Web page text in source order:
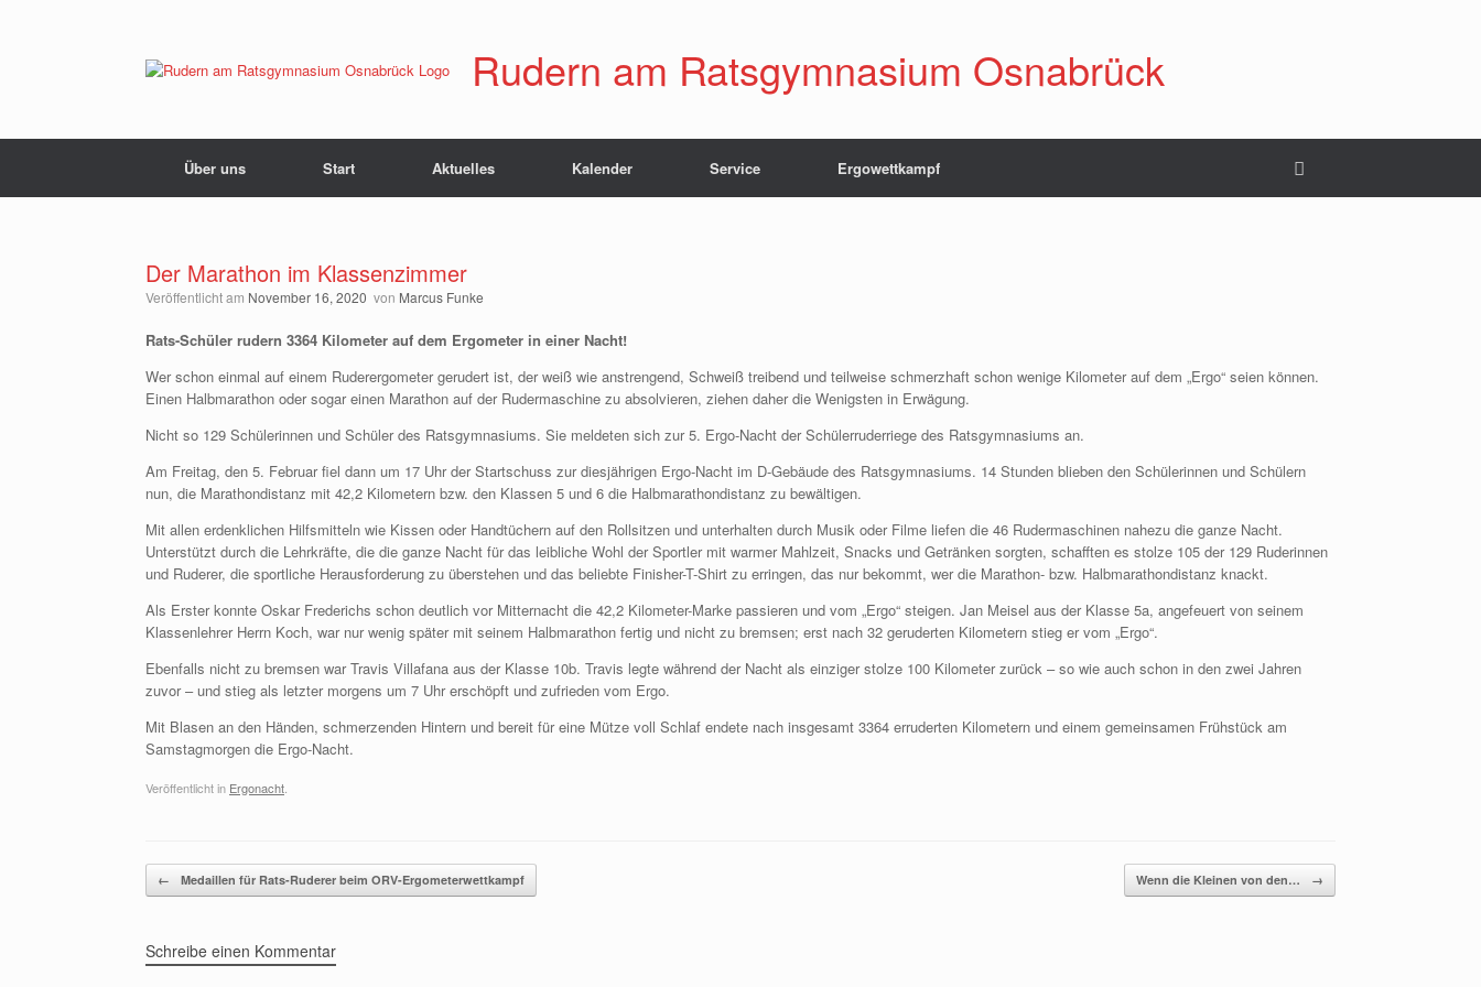
Rudern am Ratsgymnasium Osnabrück
Über uns Start Aktuelles Kalender Service Ergowettkampf
Der Marathon im Klassenzimmer
Veröffentlicht am November 16, 2020 von Marcus Funke
Rats-Schüler rudern 3364 Kilometer auf dem Ergometer in einer Nacht!
Wer schon einmal auf einem Ruderergometer gerudert ist, der weiß wie anstrengend, Schweiß treibend und teilweise schmerzhaft schon wenige Kilometer auf dem „Ergo“ seien können.
Einen Halbmarathon oder sogar einen Marathon auf der Rudermaschine zu absolvieren, ziehen daher die Wenigsten in Erwägung.
Nicht so 129 Schülerinnen und Schüler des Ratsgymnasiums. Sie meldeten sich zur 5. Ergo-Nacht der Schülerruderriege des Ratsgymnasiums an.
Am Freitag, den 5. Februar fiel dann um 17 Uhr der Startschuss zur diesjährigen Ergo-Nacht im D-Gebäude des Ratsgymnasiums. 14 Stunden blieben den Schülerinnen und Schülern
nun, die Marathondistanz mit 42,2 Kilometern bzw. den Klassen 5 und 6 die Halbmarathondistanz zu bewältigen.
Mit allen erdenklichen Hilfsmitteln wie Kissen oder Handtüchern auf den Rollsitzen und unterhalten durch Musik oder Filme liefen die 46 Rudermaschinen nahezu die ganze Nacht.
Unterstützt durch die Lehrkräfte, die die ganze Nacht für das leibliche Wohl der Sportler mit warmer Mahlzeit, Snacks und Getränken sorgten, schafften es stolze 105 der 129 Ruderinnen
und Ruderer, die sportliche Herausforderung zu überstehen und das beliebte Finisher-T-Shirt zu erringen, das nur bekommt, wer die Marathon- bzw. Halbmarathondistanz knackt.
Als Erster konnte Oskar Frederichs schon deutlich vor Mitternacht die 42,2 Kilometer-Marke passieren und vom „Ergo“ steigen. Jan Meisel aus der Klasse 5a, angefeuert von seinem
Klassenlehrer Herrn Koch, war nur wenig später mit seinem Halbmarathon fertig und nicht zu bremsen; erst nach 32 geruderten Kilometern stieg er vom „Ergo“.
Ebenfalls nicht zu bremsen war Travis Villafana aus der Klasse 10b. Travis legte während der Nacht als einziger stolze 100 Kilometer zurück – so wie auch schon in den zwei Jahren
zuvor – und stieg als letzter morgens um 7 Uhr erschöpft und zufrieden vom Ergo.
Mit Blasen an den Händen, schmerzenden Hintern und bereit für eine Mütze voll Schlaf endete nach insgesamt 3364 erruderten Kilometern und einem gemeinsamen Frühstück am
Samstagmorgen die Ergo-Nacht.
Veröffentlicht in Ergonacht
Beitragsnavigation
← Medaillen für Rats-Ruderer beim ORV-Ergometerwettkampf Wenn die Kleinen von den… →
Schreibe einen Kommentar